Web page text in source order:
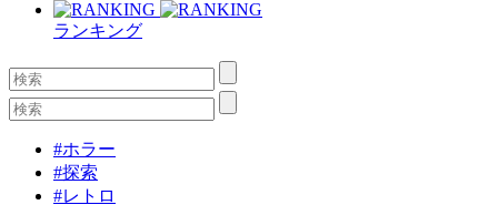
ランキング
#ホラー
#探索
#レトロ